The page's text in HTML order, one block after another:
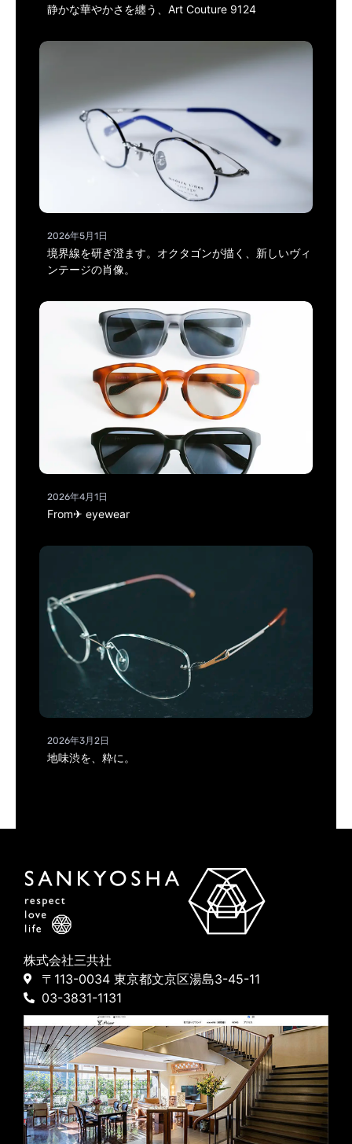
静かな華やかさを纏う、Art Couture 9124
2026年5月1日
境界線を研ぎ澄ます。オクタゴンが描く、新しいヴィ
ンテージの肖像。
2026年4月1日
From✈ eyewear
2026年3月2日
地味渋を、粋に。
株式会社三共社
〒113-0034 東京都文京区湯島3-45-11
03-3831-1131